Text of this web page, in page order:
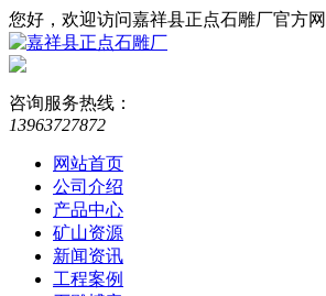
您好，欢迎访问嘉祥县正点石雕厂官方网
咨询服务热线：
13963727872
网站首页
公司介绍
产品中心
矿山资源
新闻资讯
工程案例